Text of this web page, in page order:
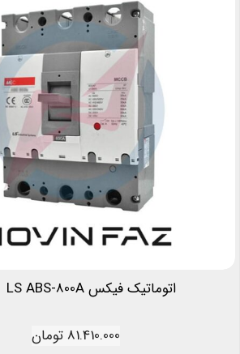
اتوماتیک فیکس LS ABS-800A
81.410.000 تومان